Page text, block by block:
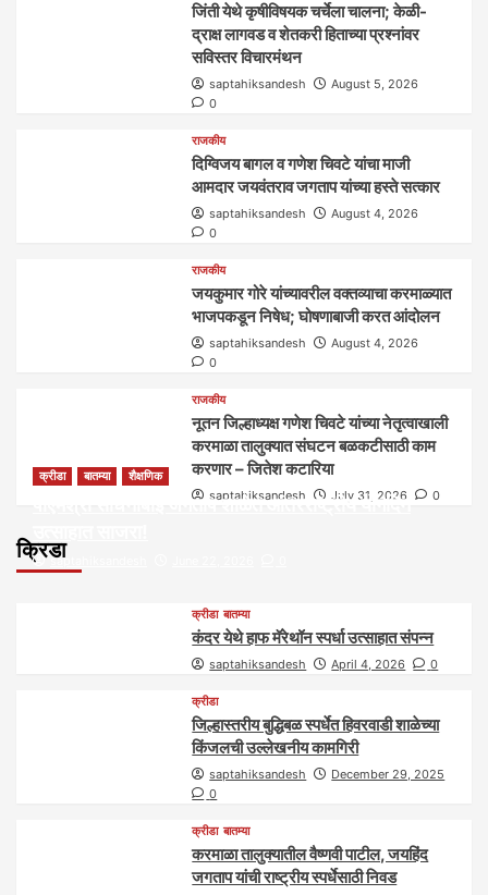
जिंती येथे कृषीविषयक चर्चेला चालना; केळी-
द्राक्ष लागवड व शेतकरी हिताच्या प्रश्नांवर
सविस्तर विचारमंथन
saptahiksandesh
August 5, 2026
0
राजकीय
दिग्विजय बागल व गणेश चिवटे यांचा माजी
आमदार जयवंतराव जगताप यांच्या हस्ते सत्कार
saptahiksandesh
August 4, 2026
0
राजकीय
जयकुमार गोरे यांच्यावरील वक्तव्याचा करमाळ्यात
भाजपकडून निषेध; घोषणाबाजी करत आंदोलन
saptahiksandesh
August 4, 2026
0
राजकीय
नूतन जिल्हाध्यक्ष गणेश चिवटे यांच्या नेतृत्वाखाली
करमाळा तालुक्यात संघटन बळकटीसाठी काम
करणार – जितेश कटारिया
saptahiksandesh July 31, 2026 0
क्रिडा
क्रीडा बातम्या शैक्षणिक
पीएमश्री साधनाबाई जगताप शाळेत आंतरराष्ट्रीय योगदिन
saptahiksandesh
क्रीडा बातम्या
कंदर येथे हाफ मॅरेथॉन स्पर्धा उत्साहात संपन्न
saptahiksandesh April 4, 2026 0
क्रीडा
जिल्हास्तरीय बुद्धिबळ स्पर्धेत हिवरवाडी शाळेच्या
किंजलची उल्लेखनीय कामगिरी
saptahiksandesh
December 29, 2025
0
क्रीडा बातम्या
करमाळा तालुक्यातील वैष्णवी पाटील, जयहिंद
जगताप यांची राष्ट्रीय स्पर्धेसाठी निवड